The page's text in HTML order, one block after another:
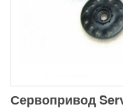
Сервопривод